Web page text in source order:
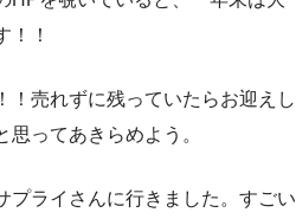
！！
！売れずに残っていたらお迎えし
ってあきらめよう。
プライさんに行きました。すごい